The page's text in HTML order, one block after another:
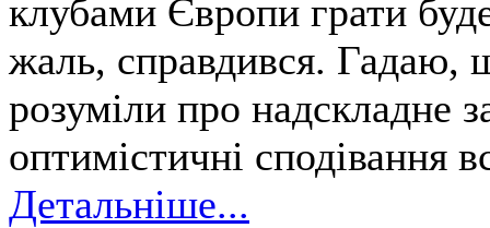
клубами Європи грати
жаль, справдився. Гадаю,
розуміли про надскладне
оптимістичні сподівання
Детальніше...